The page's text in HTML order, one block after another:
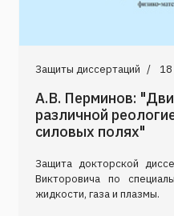
Защиты диссертаций
А.В. Перминов:
различной
силовых полях"
Защита докторской
Викторовича по
жидкости, газа и плазмы.